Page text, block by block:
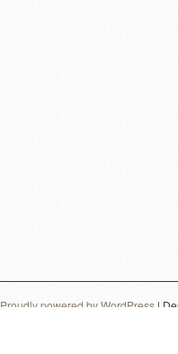
Proudly powered by WordPress |